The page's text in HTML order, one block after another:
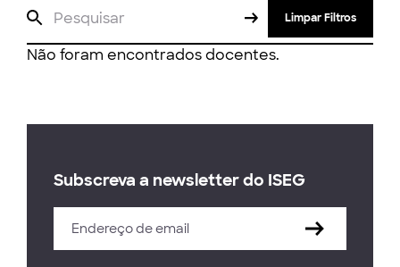
Limpar Filtros
Não foram encontrados docentes.
Subscreva a newsletter do ISEG